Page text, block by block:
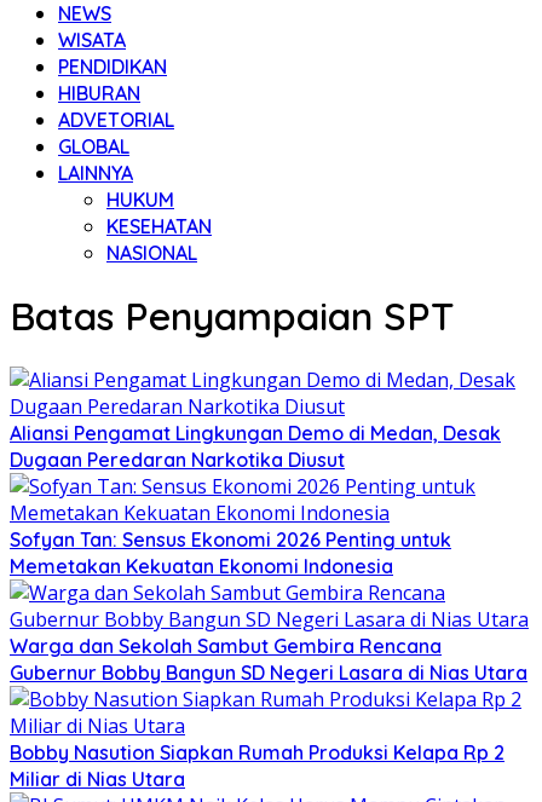
NEWS
WISATA
PENDIDIKAN
HIBURAN
ADVETORIAL
GLOBAL
LAINNYA
HUKUM
KESEHATAN
NASIONAL
Batas Penyampaian SPT
Aliansi Pengamat Lingkungan Demo di Medan, Desak
Dugaan Peredaran Narkotika Diusut
Sofyan Tan: Sensus Ekonomi 2026 Penting untuk
Memetakan Kekuatan Ekonomi Indonesia
Warga dan Sekolah Sambut Gembira Rencana
Gubernur Bobby Bangun SD Negeri Lasara di Nias Utara
Bobby Nasution Siapkan Rumah Produksi Kelapa Rp 2
Miliar di Nias Utara